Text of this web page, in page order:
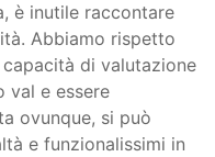
è inutile raccontare
Abbiamo rispetto
di valutazione
val e essere
ovunque, si può
e funzionalissimi in